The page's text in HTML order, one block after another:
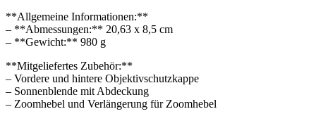
**Allgemeine Informationen:**
– **Abmessungen:** 20,63 x 8,5 cm
– **Gewicht:** 980 g
**Mitgeliefertes Zubehör:**
– Vordere und hintere Objektivschutzkappe
– Sonnenblende mit Abdeckung
– Zoomhebel und Verlängerung für Zoomhebel